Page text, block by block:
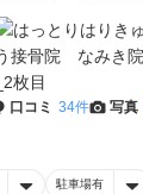
口コミ 34件 写真
駐車場有